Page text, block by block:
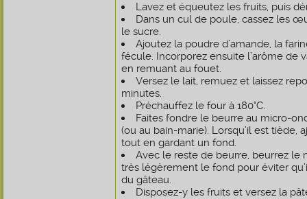
Lavez et équeutez les fruits, puis
Dans un cul de poule, cassez les
le sucre.
Ajoutez la poudre d’amande, la
fécule. Incorporez ensuite l’arôme de
en remuant au fouet.
Versez le lait, remuez et laissez
minutes.
Préchauffez le four à 180°C.
Faites fondre le beurre au micro-
(ou au bain-marie). Lorsqu’il est tiède,
tout en gardant un fond.
Avec le reste de beurre, beurrez le
très légèrement le fond pour éviter
du gâteau.
Disposez-y les fruits et versez la